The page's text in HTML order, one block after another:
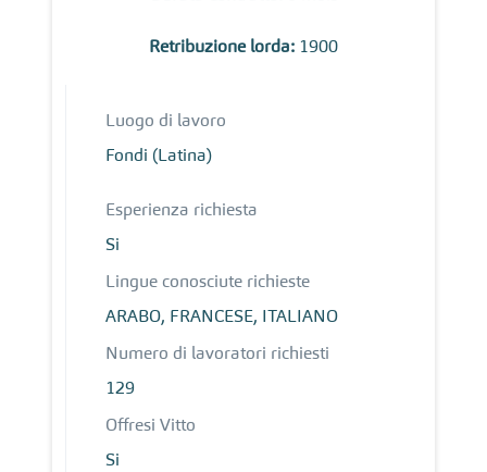
Retribuzione lorda: 1900
Luogo di lavoro
Fondi (Latina)
Esperienza richiesta
Si
Lingue conosciute richieste
ARABO, FRANCESE, ITALIANO
Numero di lavoratori richiesti
129
Offresi Vitto
Si